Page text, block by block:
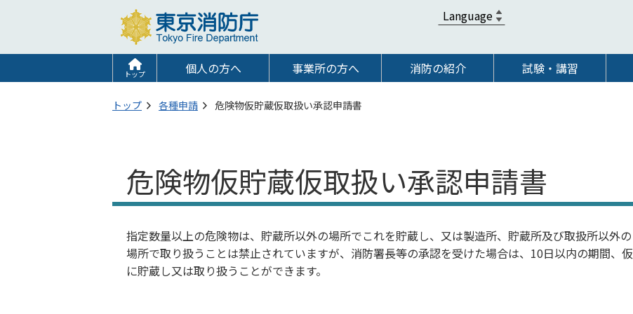
トップ 個人の方へ 事業所の方へ 消防の紹介 試験・講習
トップ 各種申請 危険物仮貯蔵仮取扱い承認申請書
危険物仮貯蔵仮取扱い承認申請書
指定数量以上の危険物は、貯蔵所以外の場所でこれを貯蔵し、又は製造所、貯蔵所及び取扱所以外の
場所で取り扱うことは禁止されていますが、消防署長等の承認を受けた場合は、10日以内の期間、仮
に貯蔵し又は取り扱うことができます。